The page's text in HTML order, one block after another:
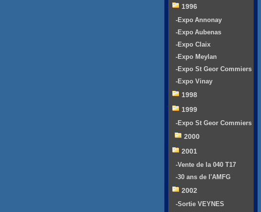
1996
-Expo Annonay
-Expo Aubenas
-Expo Claix
-Expo Meylan
-Expo St Geor Commiers
-Expo Vinay
1998
1999
-Expo St Geor Commiers
2000
2001
-Vente de la 040 T17
-30 ans de l'AMFG
2002
-Sortie VEYNES